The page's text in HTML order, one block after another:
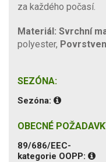
za každého počasí.
Materiál: Svrchní
polyester,
SEZÓNA:
Sezóna:
OBECNÉ
89/686/EEC-
kategorie OOPP: